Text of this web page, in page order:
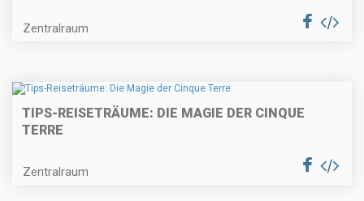
Zentralraum
TIPS-REISETRÄUME: DIE MAGIE DER CINQUE
TERRE
Zentralraum